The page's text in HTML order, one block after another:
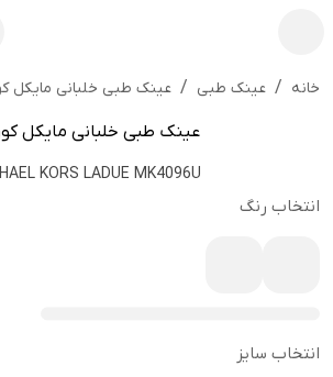
خانه / عینک طبی / عینک طبی خلبانی مایکل
عینک طبی خلبانی مایکل
KORS LADUE MK4096U
انتخاب رنگ
انتخاب سایز